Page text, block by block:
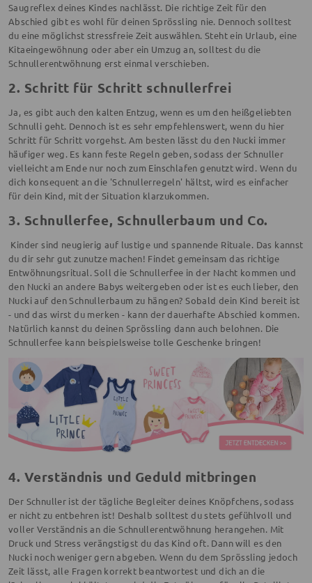
Saugreflex deines Kindes nachlässt. Die richtige Zeit für den
Abschied gibt es wohl für deinen Sprössling nie. Dennoch solltest
du eine möglichst stressfreie Zeit auswählen. Steht ein Urlaub, eine
Kitaeingewöhnung oder aber ein Umzug an, solltest du die
Schnullerentwöhnung erst einmal verschieben.
2. Schritt für Schritt schnullerfrei
Ja, es gibt auch den kalten Entzug, wenn es um den heißgeliebten
Schnulli geht. Dennoch ist es sehr empfehlenswert, wenn du hier
Schritt für Schritt vorgehst. Am besten lässt du den Nucki immer
häufiger weg. Es kann feste Regeln geben, sodass der Schnuller
vielleicht am Ende nur noch zum Einschlafen genutzt wird. Wenn du
dich konsequent an die 'Schnullerregeln' hältst, wird es einfacher
für dein Kind, mit der Situation klarzukommen.
3. Schnullerfee, Schnullerbaum und Co.
Kinder sind neugierig auf lustige und spannende Rituale. Das kannst
du dir sehr gut zunutze machen! Findet gemeinsam das richtige
Entwöhnungsritual. Soll die Schnullerfee in der Nacht kommen und
den Nucki an andere Babys weitergeben oder ist es euch lieber, den
Nucki auf den Schnullerbaum zu hängen? Sobald dein Kind bereit ist
- und das wirst du merken - kann der dauerhafte Abschied kommen.
Natürlich kannst du deinen Sprössling dann auch belohnen. Die
Schnullerfee kann beispielsweise tolle Geschenke bringen!
4. Verständnis und Geduld mitbringen
Der Schnuller ist der tägliche Begleiter deines Knöpfchens, sodass
er nicht zu entbehren ist! Deshalb solltest du stets gefühlvoll und
voller Verständnis an die Schnullerentwöhnung herangehen. Mit
Druck und Stress verängstigst du das Kind oft. Dann will es den
Nucki noch weniger gern abgeben. Wenn du dem Sprössling jedoch
Zeit lässt, alle Fragen korrekt beantwortest und dich an die